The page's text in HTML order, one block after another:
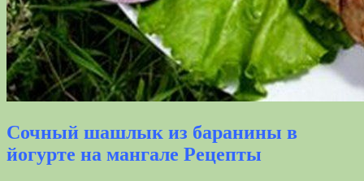
Сочный шашлык из баранины в
йогурте на мангале Рецепты